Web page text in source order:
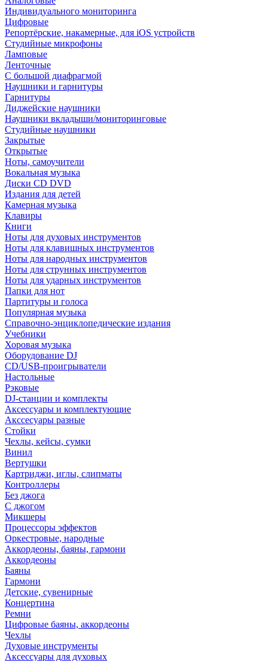
Индивидуального мониторинга
Цифровые
Репортёрские, накамерные, для iOS устройств
Студийные микрофоны
Ламповые
Ленточные
С большой диафрагмой
Наушники и гарнитуры
Гарнитуры
Диджейские наушники
Наушники вкладыши/мониторинговые
Студийные наушники
Закрытые
Открытые
Ноты, самоучители
Вокальная музыка
Диски CD DVD
Издания для детей
Камерная музыка
Клавиры
Книги
Ноты для духовых инструментов
Ноты для клавишных инструментов
Ноты для народных инструментов
Ноты для струнных инструментов
Ноты для ударных инструментов
Папки для нот
Партитуры и голоса
Популярная музыка
Справочно-энциклопедические издания
Учебники
Хоровая музыка
Оборудование DJ
CD/USB-проигрыватели
Настольные
Рэковые
DJ-станции и комплекты
Аксессуары и комплектующие
Акссесуары разные
Стойки
Чехлы, кейсы, сумки
Винил
Вертушки
Картриджи, иглы, слипматы
Контроллеры
Без джога
С джогом
Микшеры
Процессоры эффектов
Оркестровые, народные
Аккордеоны, баяны, гармони
Аккордеоны
Баяны
Гармони
Детские, сувенирные
Концертина
Ремни
Цифровые баяны, аккордеоны
Чехлы
Духовые инструменты
Аксессуары для духовых